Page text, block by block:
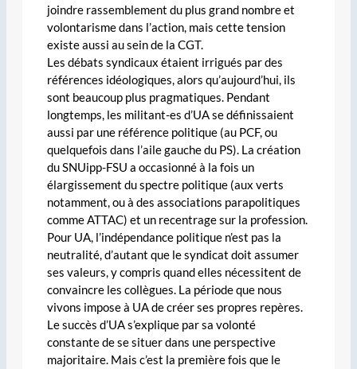
joindre rassemblement du plus grand nombre et
volontarisme dans l’action, mais cette tension
existe aussi au sein de la CGT.
Les débats syndicaux étaient irrigués par des
références idéologiques, alors qu’aujourd’hui, ils
sont beaucoup plus pragmatiques. Pendant
longtemps, les militant-es d’UA se définissaient
aussi par une référence politique (au PCF, ou
quelquefois dans l’aile gauche du PS). La création
du SNUipp-FSU a occasionné à la fois un
élargissement du spectre politique (aux verts
notamment, ou à des associations parapolitiques
comme ATTAC) et un recentrage sur la profession.
Pour UA, l’indépendance politique n’est pas la
neutralité, d’autant que le syndicat doit assumer
ses valeurs, y compris quand elles nécessitent de
convaincre les collègues. La période que nous
vivons impose à UA de créer ses propres repères.
Le succès d’UA s’explique par sa volonté
constante de se situer dans une perspective
majoritaire. Mais c’est la première fois que le